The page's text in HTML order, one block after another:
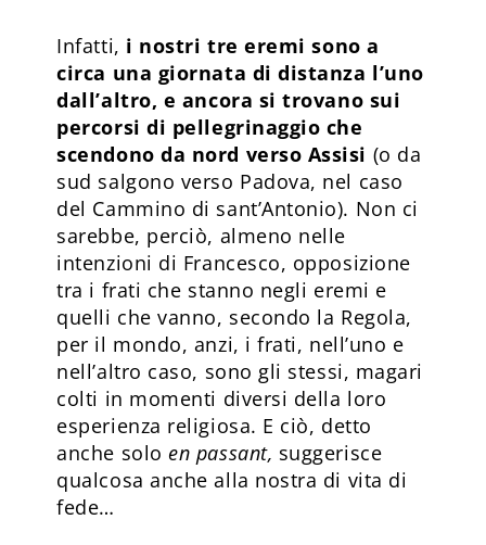
Infatti, i nostri tre eremi sono a
circa una giornata di distanza l’uno
dall’altro, e ancora si trovano sui
percorsi di pellegrinaggio che
scendono da nord verso Assisi (o da
sud salgono verso Padova, nel caso
del Cammino di sant’Antonio). Non ci
sarebbe, perciò, almeno nelle
intenzioni di Francesco, opposizione
tra i frati che stanno negli eremi e
quelli che vanno, secondo la Regola,
per il mondo, anzi, i frati, nell’uno e
nell’altro caso, sono gli stessi, magari
colti in momenti diversi della loro
esperienza religiosa. E ciò, detto
anche solo en passant, suggerisce
qualcosa anche alla nostra di vita di
fede…